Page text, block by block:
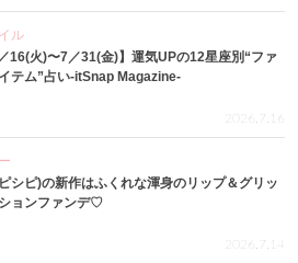
ル
16(火)〜7／31(金)】運気UPの12星座別“ファ
テム”占い-itSnap Magazine-
2026.7.16
シピ)の新作はふくれな渾身のリップ＆グリッ
ョンファンデ♡
2026.7.14